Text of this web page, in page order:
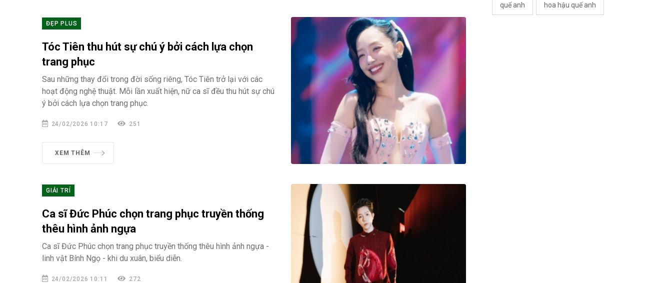
ĐẸP PLUS
Tóc Tiên thu hút sự chú ý bởi cách lựa chọn
trang phục
Sau những thay đổi trong đời sống riêng, Tóc Tiên trở lại với các
hoạt động nghệ thuật. Mỗi lần xuất hiện, nữ ca sĩ đều thu hút sự chú
ý bởi cách lựa chọn trang phục.
24/02/2026 10:17 251
XEM THÊM
GIẢI TRÍ
Ca sĩ Đức Phúc chọn trang phục truyền thống
thêu hình ảnh ngựa
Ca sĩ Đức Phúc chọn trang phục truyền thống thêu hình ảnh ngựa -
linh vật Bính Ngọ - khi du xuân, biểu diễn.
24/02/2026 10:11 272
quế anh hoa hậu quế anh